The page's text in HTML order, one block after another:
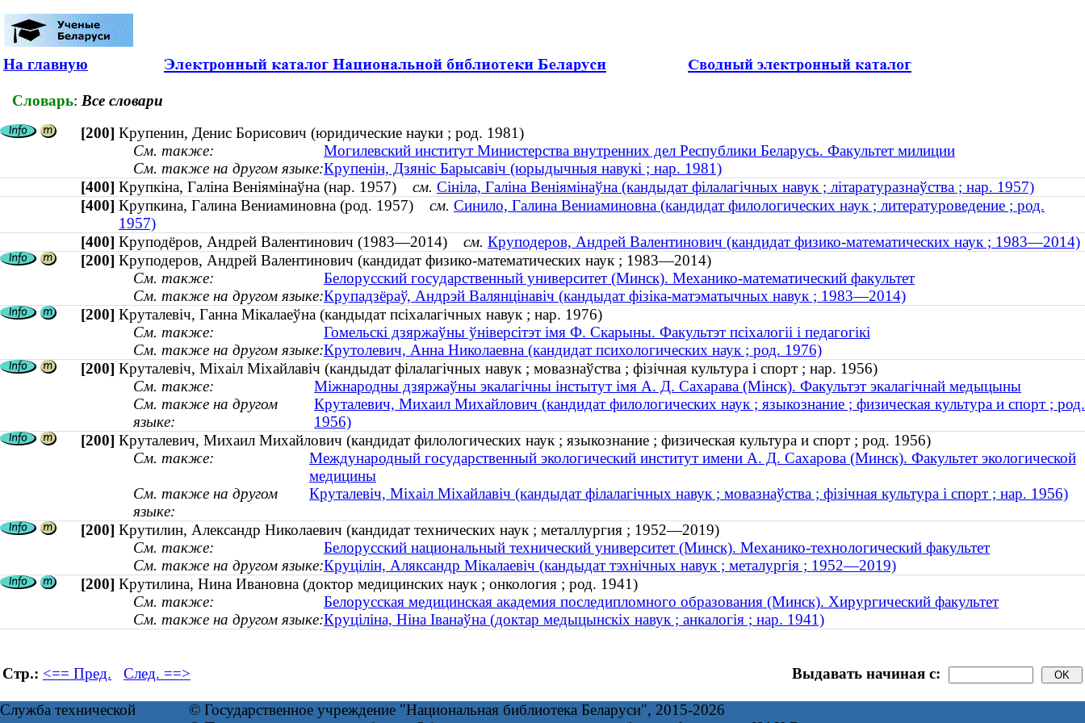
На главную
Словарь: Все словари
[200] Крупенин, Денис Борисович (юридические науки ; род. 1981)
См. также:
Могилевский институт Министерства внутренних дел Республики Беларусь. Факультет милиции
См. также на другом языке:Крупенін, Дзяніс Барысавіч (юрыдычныя навукі ; нар. 1981)
[400] Крупкіна, Галіна Веніямінаўна (нар. 1957) см. Сініла, Галіна Веніямінаўна (кандыдат філалагічных навук ; літаратуразнаўства ; нар. 1957)
[400] Крупкина, Галина Вениаминовна (род. 1957) см. Синило, Галина Вениаминовна (кандидат филологических наук ; литературоведение ; род.
1957)
[400] Круподёров, Андрей Валентинович (1983—2014) см. Круподеров, Андрей Валентинович (кандидат физико-математических наук ; 1983—2014)
[200] Круподеров, Андрей Валентинович (кандидат физико-математических наук ; 1983—2014)
См. также:
Белорусский государственный университет (Минск). Механико-математический факультет
См. также на другом языке:Крупадзёраў, Андрэй Валянцінавіч (кандыдат фізіка-матэматычных навук ; 1983—2014)
[200] Круталевіч, Ганна Мікалаеўна (кандыдат псіхалагічных навук ; нар. 1976)
См. также:
Гомельскі дзяржаўны ўніверсітэт імя Ф. Скарыны. Факультэт псіхалогіі і педагогікі
См. также на другом языке:Крутолевич, Анна Николаевна (кандидат психологических наук ; род. 1976)
[200] Круталевіч, Міхаіл Міхайлавіч (кандыдат філалагічных навук ; мовазнаўства ; фізічная культура і спорт ; нар. 1956)
См. также:
Міжнародны дзяржаўны экалагічны інстытут імя А. Д. Сахарава (Мінск). Факультэт экалагічнай медыцыны
См. также на другом
языке:
Круталевич, Михаил Михайлович (кандидат филологических наук ; языкознание ; физическая культура и спорт ; род.
1956)
[200] Круталевич, Михаил Михайлович (кандидат филологических наук ; языкознание ; физическая культура и спорт ; род. 1956)
См. также:
Международный государственный экологический институт имени А. Д. Сахарова (Минск). Факультет экологической
медицины
См. также на другом
языке:
Круталевіч, Міхаіл Міхайлавіч (кандыдат філалагічных навук ; мовазнаўства ; фізічная культура і спорт ; нар. 1956)
[200] Крутилин, Александр Николаевич (кандидат технических наук ; металлургия ; 1952—2019)
См. также:
Белорусский национальный технический университет (Минск). Механико-технологический факультет
См. также на другом языке:Круцілін, Аляксандр Мікалаевіч (кандыдат тэхнічных навук ; металургія ; 1952—2019)
[200] Крутилина, Нина Ивановна (доктор медицинских наук ; онкология ; род. 1941)
См. также:
Белорусская медицинская академия последипломного образования (Минск). Хирургический факультет
См. также на другом языке:Круціліна, Ніна Іванаўна (доктар медыцынскіх навук ; анкалогія ; нар. 1941)
Стр.: <== Пред. След. ==> Выдавать начиная с:
Служба технической
© Государственное учреждение "Национальная библиотека Беларуси", 2015-2026